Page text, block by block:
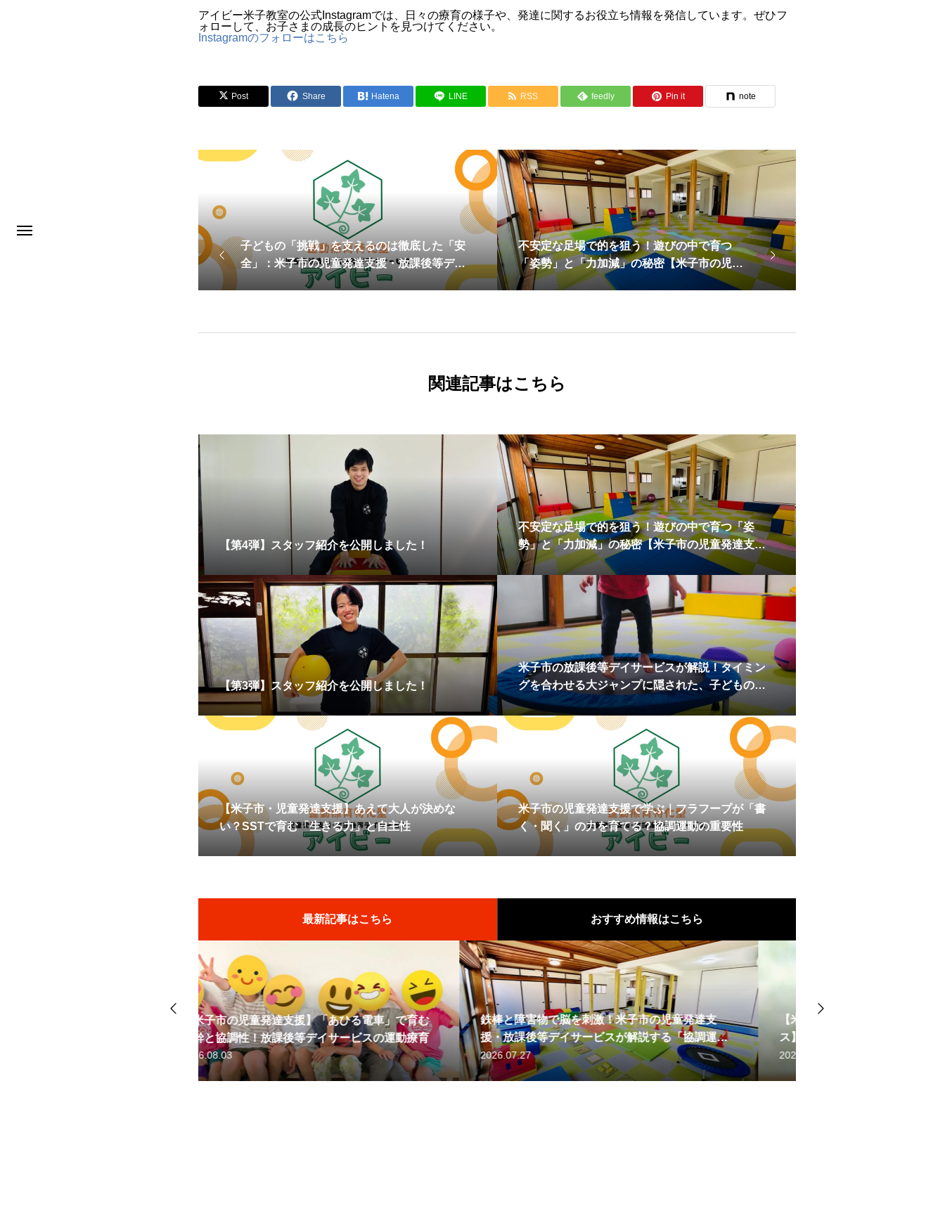
アイビー米子教室の公式Instagramでは、日々の療育の様子や、発達に関するお役立ち情報を発信しています。ぜひフ
ォローして、お子さまの成長のヒントを見つけてください。
Instagramのフォローはこちら
Post Share Hatena LINE RSS feedly Pin it note
子どもの「挑戦」を支えるのは徹底した「安
全」：米子市の児童発達支援・放課後等デイ
サービス「アイビー」2026年度年間研修計画
不安定な足場で的を狙う！遊びの中で育つ
「姿勢」と「力加減」の秘密【米子市の児童
発達支援・放課後等デイサービス】
関連記事はこちら
【第4弾】スタッフ紹介を公開しました！
不安定な足場で的を狙う！遊びの中で育つ「姿
勢」と「力加減」の秘密【米子市の児童発達支
援・放課後等デイサービス】
【第3弾】スタッフ紹介を公開しました！
米子市の放課後等デイサービスが解説！タイミン
グを合わせる大ジャンプに隠された、子どもの脳
を育てる児童発達支援の秘密
【米子市・児童発達支援】あえて大人が決めな
い？SSTで育む「生きる力」と自主性
米子市の児童発達支援で学ぶ｜フラフープが「書
く・聞く」の力を育てる？協調運動の重要性
最新記事はこちら おすすめ情報はこちら
鉄棒と障害物で脳を刺激！米子市の児童発達支
援・放課後等デイサービスが解説する「協調運
動」と「空間認識能力」の秘密
2026.07.27
【米子市の児童発達支援・放課後等デイサービ
ス】「逆上がり」の挑戦が子どもの自己肯定感を
育む理由
2026.07.21
【第3弾】スタッフ紹介を公開しました！
2025.10.01
【開催報告】米子市の保育・福祉勉強会｜感覚統
合と運動療育で子どもの発達を支える
2025.08.05